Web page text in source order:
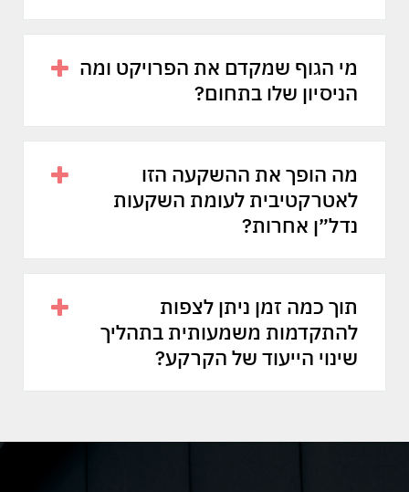
מי הגוף שמקדם את הפרויקט ומה
הניסיון שלו בתחום?
מה הופך את ההשקעה הזו
לאטרקטיבית לעומת השקעות
נדל״ן אחרות?
תוך כמה זמן ניתן לצפות
להתקדמות משמעותית בתהליך
שינוי הייעוד של הקרקע?